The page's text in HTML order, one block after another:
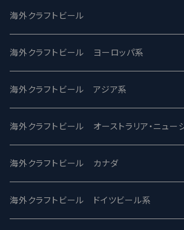
UCHU BREWING -うちゅうブルーイング
バテレ -VERTERE
2nd Story Ale Works -セカンドストーリー
ビアへるん - Beer Hearn
忽布古丹醸造 - HOP KOTAN
ワイマーケットブルーイング Y.Market
海外クラフトビール
Modern Times モダンタイムズ
Maui マウイ
Toppling Goliath トップリンゴライアス
Fair State フェアステイト
Lagunitas ラグニタス
海外クラフトビール ヨーロッパ系
UnBarred -アンバード
SAIREN /サイレン
ワイルドチャイルド - Wilde Child
BrewDog Brewery - ブリュードッグ
海外クラフトビール アジア系
gweilo-鬼佬 グウァイロ
Heart Of Darkness - ハートオブダークネス
Carbon brews -カーボン
海外クラフトビール オーストラリア・ニュー
ROCKY RIDGE - ロッキーリッジ
BODRIGGY BREWING ボッドリッジー
海外クラフトビール カナダ
Jackie O's ジャッキーオーズ
海外クラフトビール ドイツビール系